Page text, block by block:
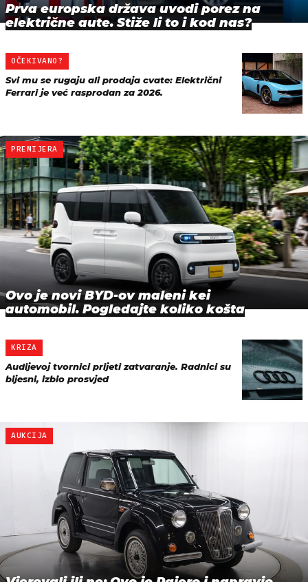
Prva europska država uvodi porez na
električne aute. Stiže li to i kod nas?
OČEKIVANO?
Svi mu se rugaju ali prodaja cvate: Električni
Ferrari je već rasprodan za 2026.
PREMIJERA
Ovo je novi BYD-ov maleni kei
automobil. Pogledajte koliko košta
KRIZA
Audijevoj tvornici prijeti zatvaranje. Radnici su
bijesni, izbio prosvjed
AUKCIJA